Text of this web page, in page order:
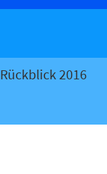
Rückblick 2016